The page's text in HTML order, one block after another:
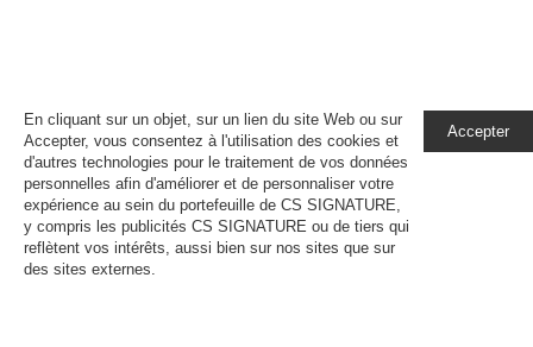
En cliquant sur un objet, sur un lien du site Web ou sur
Accepter, vous consentez à l'utilisation des cookies et
d'autres technologies pour le traitement de vos données
personnelles afin d'améliorer et de personnaliser votre
expérience au sein du portefeuille de CS SIGNATURE,
y compris les publicités CS SIGNATURE ou de tiers qui
reflètent vos intérêts, aussi bien sur nos sites que sur
des sites externes.
Accepter